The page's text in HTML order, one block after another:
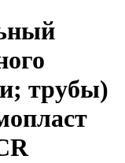
трубы)